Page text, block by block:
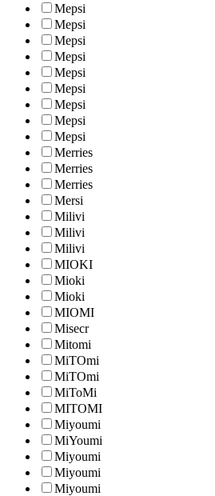
Mepsi
Mepsi
Mepsi
Mepsi
Mepsi
Mepsi
Mepsi
Mepsi
Mepsi
Merries
Merries
Merries
Mersi
Milivi
Milivi
Milivi
MIOKI
Mioki
Mioki
MIOMI
Misecr
Mitomi
MiTOmi
MiTOmi
MiToMi
MITOMI
Miyoumi
MiYoumi
Miyoumi
Miyoumi
Miyoumi